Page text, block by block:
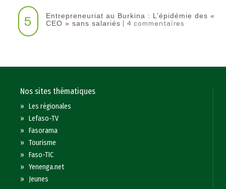
5
Entrepreneuriat au Burkina : L’épidémie des «
CEO » sans salariés | 4 commentaires
Nos sites thématiques
»Les régionales
»Lefaso-TV
»Fasorama
»Tourisme
»Faso-TIC
»Yenenga.net
» Jeunes